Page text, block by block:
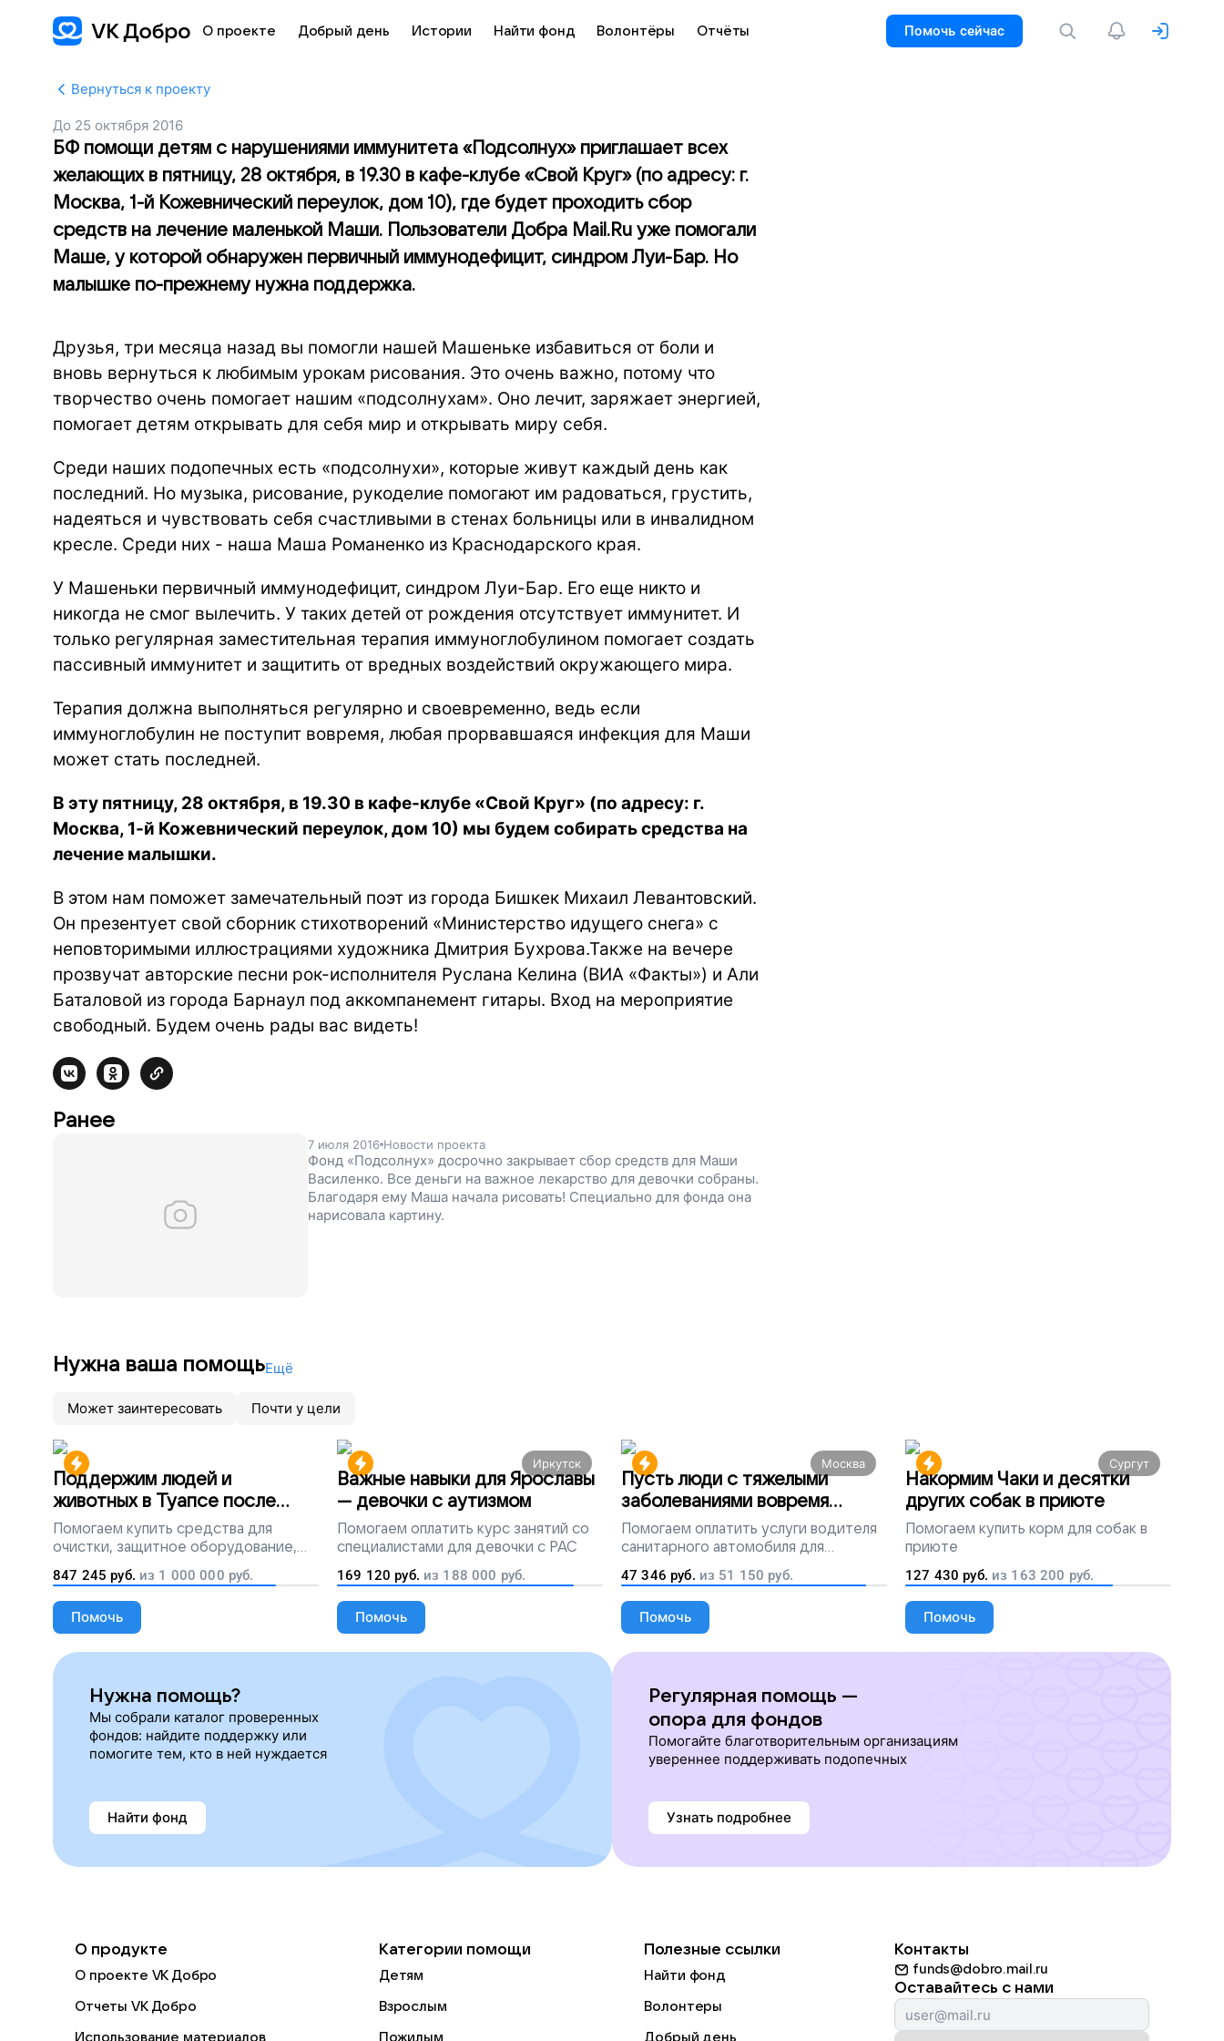
О проекте Добрый день Истории Найти фонд Волонтёры Отчёты Помочь сейчас
Вернуться к проекту
До 25 октября 2016
БФ помощи детям с нарушениями иммунитета «Подсолнух» приглашает всех
желающих в пятницу, 28 октября, в 19.30 в кафе-клубе «Свой Круг» (по адресу: г.
Москва, 1-й Кожевнический переулок, дом 10), где будет проходить сбор
средств на лечение маленькой Маши. Пользователи Добра Mail.Ru уже помогали
Маше, у которой обнаружен первичный иммунодефицит, синдром Луи-Бар. Но
малышке по-прежнему нужна поддержка.
Друзья, три месяца назад вы помогли нашей Машеньке избавиться от боли и
вновь вернуться к любимым урокам рисования. Это очень важно, потому что
творчество очень помогает нашим «подсолнухам». Оно лечит, заряжает энергией,
помогает детям открывать для себя мир и открывать миру себя.
Среди наших подопечных есть «подсолнухи», которые живут каждый день как
последний. Но музыка, рисование, рукоделие помогают им радоваться, грустить,
надеяться и чувствовать себя счастливыми в стенах больницы или в инвалидном
кресле. Среди них - наша Маша Романенко из Краснодарского края.
У Машеньки первичный иммунодефицит, синдром Луи-Бар. Его еще никто и
никогда не смог вылечить. У таких детей от рождения отсутствует иммунитет. И
только регулярная заместительная терапия иммуноглобулином помогает создать
пассивный иммунитет и защитить от вредных воздействий окружающего мира.
Терапия должна выполняться регулярно и своевременно, ведь если
иммуноглобулин не поступит вовремя, любая прорвавшаяся инфекция для Маши
может стать последней.
В эту пятницу, 28 октября, в 19.30 в кафе-клубе «Свой Круг» (по адресу: г.
Москва, 1-й Кожевнический переулок, дом 10) мы будем собирать средства на
лечение малышки.
В этом нам поможет замечательный поэт из города Бишкек Михаил Левантовский.
Он презентует свой сборник стихотворений «Министерство идущего снега» с
неповторимыми иллюстрациями художника Дмитрия Бухрова.Также на вечере
прозвучат авторские песни рок-исполнителя Руслана Келина (ВИА «Факты») и Али
Баталовой из города Барнаул под аккомпанемент гитары. Вход на мероприятие
свободный. Будем очень рады вас видеть!
Ранее
7 июля 2016 Новости проекта
Фонд «Подсолнух» досрочно закрывает сбор средств для Маши
Василенко. Все деньги на важное лекарство для девочки собраны.
Благодаря ему Маша начала рисовать! Специально для фонда она
нарисовала картину.
Нужна ваша помощьЕщё
Может заинтересовать Почти у цели
Поддержим людей и
животных в Туапсе после
разлива мазута
Помогаем купить средства для
очистки, защитное оборудование,
лекарства, корм и предметы первой
необходимости
847 245 руб. из 1 000 000 руб.
Помочь
Иркутск
Важные навыки для Ярославы
— девочки с аутизмом
Помогаем оплатить курс занятий со
специалистами для девочки с РАС
169 120 руб. из 188 000 руб.
Помочь
Москва
Пусть люди с тяжелыми
заболеваниями вовремя
попадут на лечение
Помогаем оплатить услуги водителя
санитарного автомобиля для
перевозки тяжелобольных людей
47 346 руб. из 51 150 руб.
Помочь
Сургут
Накормим Чаки и десятки
других собак в приюте
Помогаем купить корм для собак в
приюте
127 430 руб. из 163 200 руб.
Помочь
Нужна помощь?
Мы собрали каталог проверенных
фондов: найдите поддержку или
помогите тем, кто в ней нуждается
Найти фонд
Регулярная помощь —
опора для фондов
Помогайте благотворительным организациям
увереннее поддерживать подопечных
Узнать подробнее
О продукте
О проекте VK Добро
Отчеты VK Добро
Использование материалов
Категории помощи
Детям
Взрослым
Пожилым
Полезные ссылки
Найти фонд
Волонтеры
Добрый день
Контакты
funds@dobro.mail.ru
Оставайтесь с нами